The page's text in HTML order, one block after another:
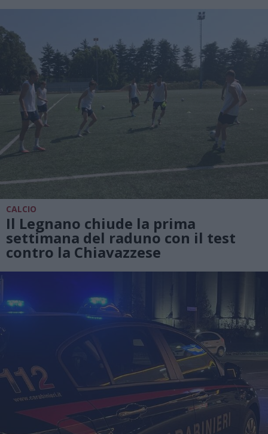
CALCIO
Il Legnano chiude la prima
settimana del raduno con il test
contro la Chiavazzese